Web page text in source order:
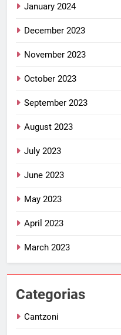
January 2024
December 2023
November 2023
October 2023
September 2023
August 2023
July 2023
June 2023
May 2023
April 2023
March 2023
Categorias
Cantzoni